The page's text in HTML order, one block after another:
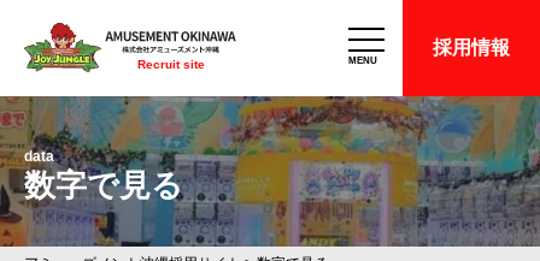
Recruit site MENU
採用情報
data
数字で見る